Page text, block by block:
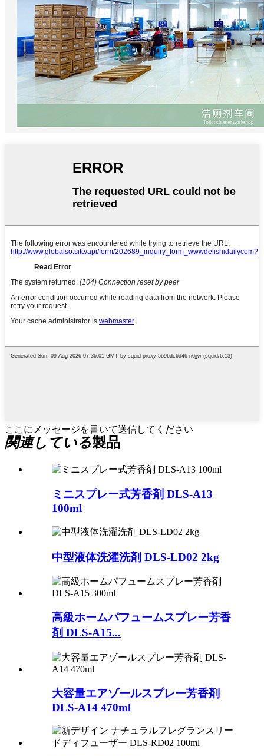
ここにメッセージを書いて送信してください
関連している製品
ミニスプレー式芳香剤 DLS-A13
100ml
中型液体洗濯洗剤 DLS-LD02 2kg
高級ホームパフュームスプレー芳香
剤 DLS-A15...
大容量エアゾールスプレー芳香剤
DLS-A14 470ml